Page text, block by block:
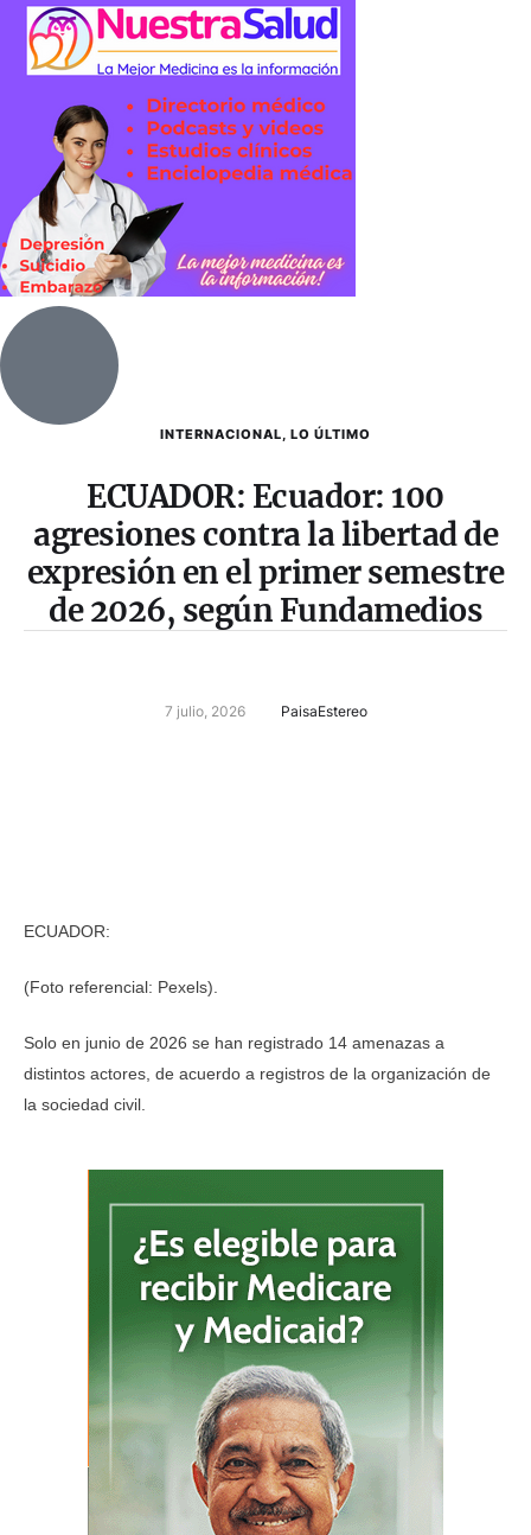
INTERNACIONAL, LO ÚLTIMO
ECUADOR: Ecuador: 100
agresiones contra la libertad de
expresión en el primer semestre
de 2026, según Fundamedios
7 julio, 2026 PaisaEstereo
ECUADOR:
(Foto referencial: Pexels).
Solo en junio de 2026 se han registrado 14 amenazas a
distintos actores, de acuerdo a registros de la organización de
la sociedad civil.